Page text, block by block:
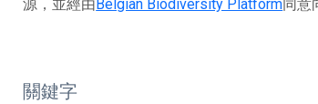
源，並經由 Belgian Biodiversity Platform同意
關鍵字